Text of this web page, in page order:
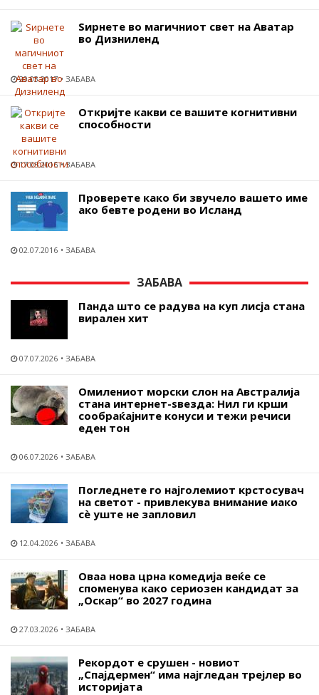
Ѕирнете во магичниот свет на Аватар
во Дизниленд
20.03.2017 ЗАБАВА
Откријте какви се вашите когнитивни
способности
17.05.2015 ЗАБАВА
Проверете како би звучело вашето име
ако бевте родени во Исланд
02.07.2016 ЗАБАВА
ЗАБАВА
Панда што се радува на куп лисја стана
вирален хит
07.07.2026 ЗАБАВА
Омилениот морски слон на Австралија
стана интернет-ѕвезда: Нил ги крши
сообраќајните конуси и тежи речиси
еден тон
06.07.2026 ЗАБАВА
Погледнете го најголемиот крстосувач
на светот - привлекува внимание иако
сѐ уште не запловил
12.04.2026 ЗАБАВА
Оваа нова црна комедија веќе се
споменува како сериозен кандидат за
„Оскар“ во 2027 година
27.03.2026 ЗАБАВА
Рекордот е срушен - новиот
„Спајдермен“ има најгледан трејлер во
историјата